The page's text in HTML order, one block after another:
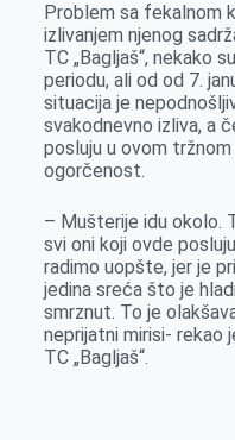
Problem sa fekalnom
izlivanjem njenog
TC „Bagljaš“, nekako
periodu, ali od od 7.
situacija je
svakodnevno izliva, a
posluju u ovom
ogorčenost.
– Mušterije idu okolo.
svi oni koji ovde
radimo uopšte, jer je
jedina sreća što je
smrznut. To je
neprijatni mirisi- rekao
TC „Bagljaš“.